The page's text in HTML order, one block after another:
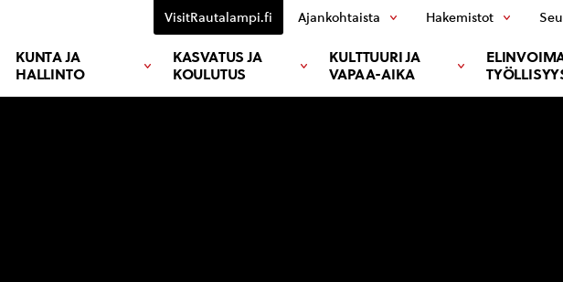
KUNTA JA
HALLINTO
KASVATUS JA
KOULUTUS
KULTTUURI JA
VAPAA-AIKA
VisitRautalampi.fi Ajankohtaista Hakemistot